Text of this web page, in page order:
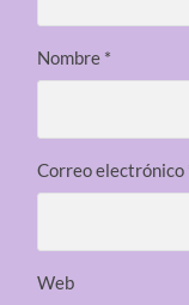
Nombre *
Correo electrónico
Web